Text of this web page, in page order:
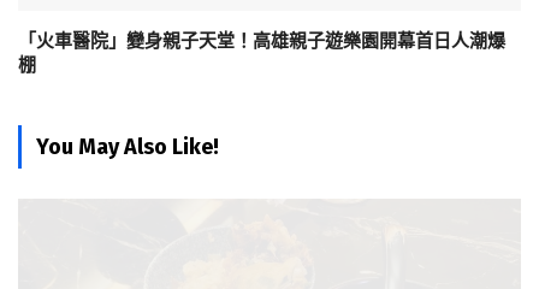
「火車醫院」變身親子天堂！高雄親子遊樂園開幕首日人潮爆
棚
You May Also Like!